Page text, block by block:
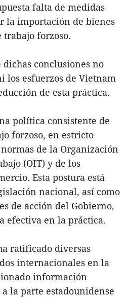
falta de medidas
la importación de bienes
forzoso.
conclusiones no
esfuerzos de Vietnam
de esta práctica.
política consistente de
forzoso, en estricto
de la Organización
(OIT) y de los
Esta postura está
nacional, así como
de acción del Gobierno,
efectiva en la práctica.
ratificado diversas
internacionales en la
información
la parte estadounidense